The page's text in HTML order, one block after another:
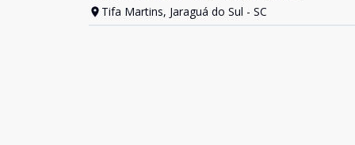
Tifa Martins, Jaraguá do Sul - SC